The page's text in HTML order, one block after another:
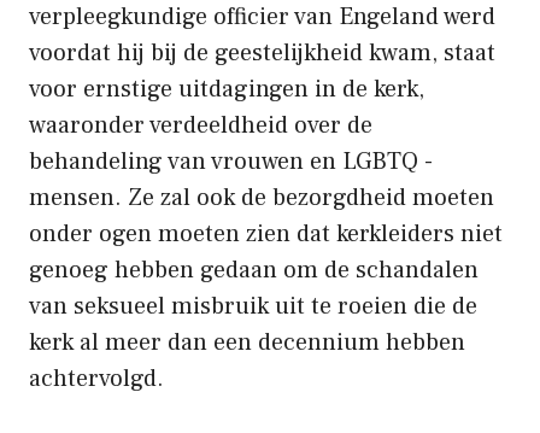
verpleegkundige officier van Engeland werd
voordat hij bij de geestelijkheid kwam, staat
voor ernstige uitdagingen in de kerk,
waaronder verdeeldheid over de
behandeling van vrouwen en LGBTQ -
mensen. Ze zal ook de bezorgdheid moeten
onder ogen moeten zien dat kerkleiders niet
genoeg hebben gedaan om de schandalen
van seksueel misbruik uit te roeien die de
kerk al meer dan een decennium hebben
achtervolgd.